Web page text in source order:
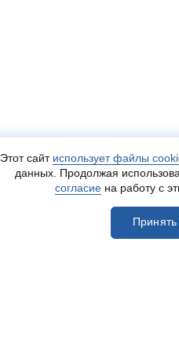
Этот сайт использует файлы
данных. Продолжая
согласие на работу с
Принять